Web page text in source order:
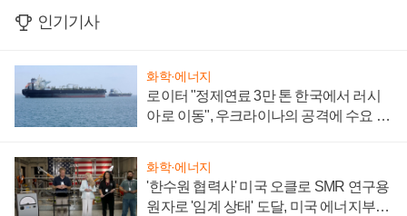
인기기사
화학·에너지
로이터 "정제연료 3만 톤 한국에서 러시
아로 이동", 우크라이나의 공격에 수요 늘
화학·에너지
'한수원 협력사' 미국 오클로 SMR 연구용
원자로 '임계 상태' 도달, 미국 에너지부